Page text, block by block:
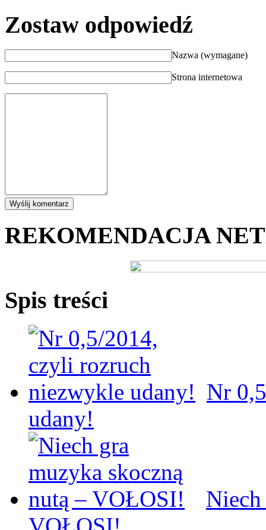
Zostaw odpowiedź
Nazwa (wymagane)
Strona internetowa
REKOMENDACJA
Spis treści
Nr
udany!